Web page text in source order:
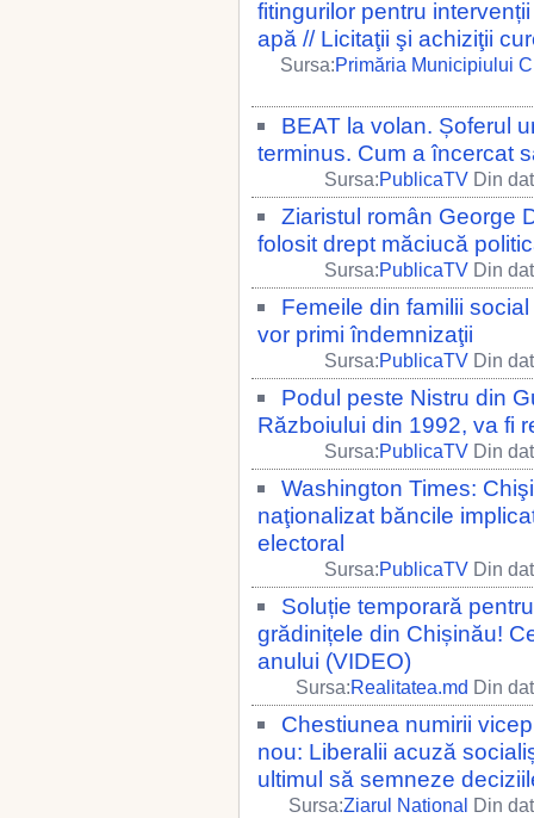
fitingurilor pentru
apă // Licitaţii şi achiziţii
Sursa:Primăria Municipiului
BEAT la volan. Șoferul
terminus. Cum a încercat
Sursa:PublicaTV Din
Ziaristul român George
folosit drept măciucă
Sursa:PublicaTV Din
Femeile din familii
vor primi îndemnizaţii
Sursa:PublicaTV Din
Podul peste Nistru din
Războiului din 1992, va fi
Sursa:PublicaTV Din
Washington Times:
naţionalizat băncile
electoral
Sursa:PublicaTV Din
Soluție temporară
grădinițele din Chișinău!
anului (VIDEO)
Sursa:Realitatea.md Din
Chestiunea numirii
nou: Liberalii acuză
ultimul să semneze
Sursa:Ziarul National Din